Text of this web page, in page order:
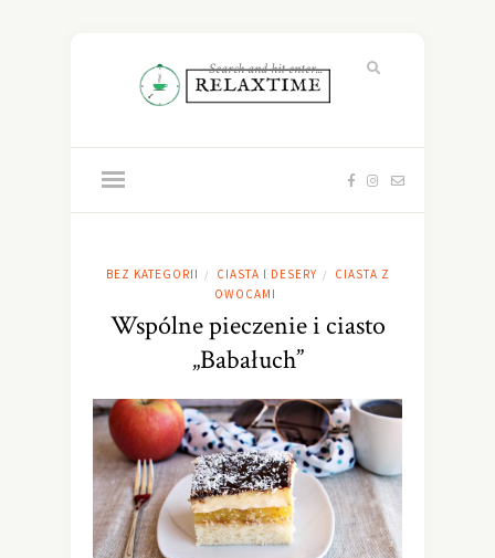
BEZ KATEGORII / CIASTA I DESERY /
CIASTA Z
OWOCAMI
Wspólne pieczenie i ciasto
„Babałuch”